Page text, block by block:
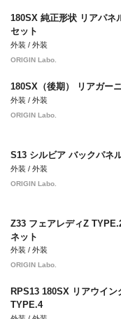
180SX 純正形状 リアパネ
セット
外装 / 外装
ORIGIN Labo.
180SX（後期） リアガー
外装 / 外装
ORIGIN Labo.
S13 シルビア バックパネ
外装 / 外装
ORIGIN Labo.
Z33 フェアレディZ
ネット
外装 / 外装
ORIGIN Labo.
RPS13 180SX リアウイン
TYPE.4